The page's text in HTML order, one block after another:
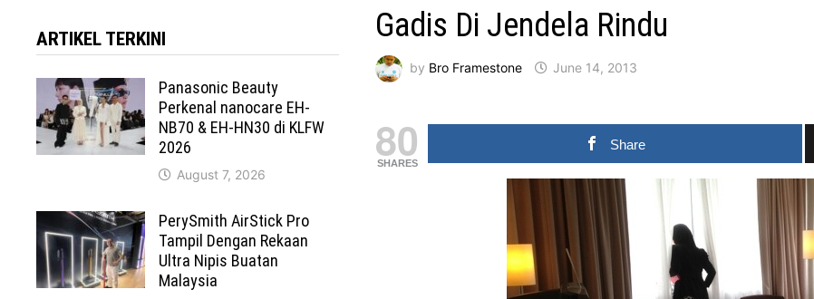
Gadis Di Jendela Rindu
by Bro Framestone June 14, 2013
80
SHARES
Share
ARTIKEL TERKINI
Panasonic Beauty
Perkenal nanocare EH-
NB70 & EH-HN30 di KLFW
2026
August 7, 2026
PerySmith AirStick Pro
Tampil Dengan Rekaan
Ultra Nipis Buatan
Malaysia